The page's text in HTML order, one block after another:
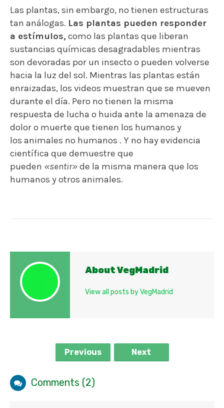
Las plantas, sin embargo, no tienen estructuras
tan análogas. Las plantas pueden responder
a estímulos, como las plantas que liberan
sustancias químicas desagradables mientras
son devoradas por un insecto o pueden volverse
hacia la luz del sol. Mientras las plantas están
enraizadas, los videos muestran que se mueven
durante el día. Pero no tienen la misma
respuesta de lucha o huida ante la amenaza de
dolor o muerte que tienen los humanos y
los animales no humanos . Y no hay evidencia
científica que demuestre que
pueden «sentir»de la misma manera que los
humanos y otros animales.
About VegMadrid
View all posts by VegMadrid
Previous Next
Comments (2)